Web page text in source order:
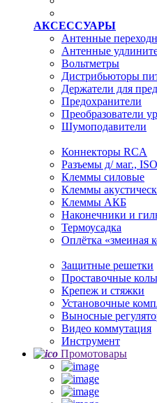
АКСЕССУАРЫ
Антенные
Антенные
Вольтметры
Дистрибьюторы
Держатели для
Предохранители
Преобразователи
Шумоподавители
Коннекторы RCA
Разъемы д/ маг.,
Клеммы силовые
Клеммы
Клеммы АКБ
Наконечники и
Термоусадка
Оплётка «змеиная
Защитные решетки
Проставочные
Крепеж и стяжки
Установочные
Выносные
Видео коммутация
Инструмент
Промотовары